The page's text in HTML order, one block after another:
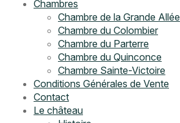
Chambres
Chambre de la Grande Allée
Chambre du Colombier
Chambre du Parterre
Chambre du Quinconce
Chambre Sainte-Victoire
Conditions Générales de Vente
Contact
Le château